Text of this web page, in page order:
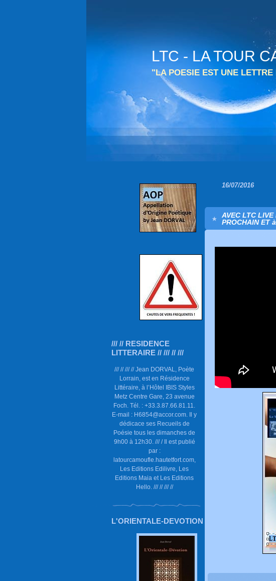
LTC - LA TOUR
"LA POESIE EST UNE
/// // RESIDENCE
LITTERAIRE // /// // ///
/// // /// // Jean DORVAL, Poète
Lorrain, est en Résidence
Littéraire, à l’Hôtel IBIS Styles
Metz Centre Gare, 23 avenue
Foch. Tél. : +33.3.87.66.81.11.
E-mail : H6854@accor.com. Il y
dédicace ses Recueils de
Poésie tous les dimanches de
9h00 à 12h30. /// / Il est publié
par :
latourcamoufle.hautetfort.com,
Les Editions Edilivre, Les
Editions Maia et Les Editions
Hello. /// // /// //
L'ORIENTALE-DEVOTION
16/07/2016
AVEC LTC
PROCHAIN ET